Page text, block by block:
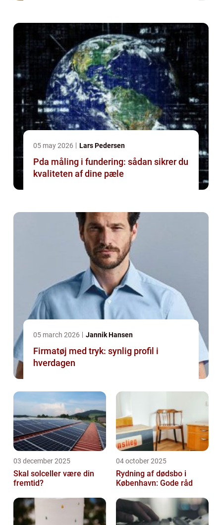
05 may 2026 Lars Pedersen
Pda måling i fundering: sådan sikrer du
kvaliteten af dine pæle
05 march 2026 Jannik Hansen
Firmatøj med tryk: synlig profil i
hverdagen
03 december 2025
Skal solceller være din
fremtid?
04 october 2025
Rydning af dødsbo i
København: Gode råd